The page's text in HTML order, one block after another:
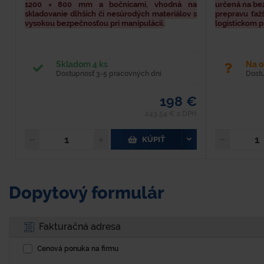
1200 × 800 mm a bočnicami, vhodná na
skladovanie dlhších či nesúrodých materiálov s
vysokou bezpečnosťou pri manipulácii.
Nosnosť - 1000 kg Povrchová úprava - lakovaním
práškovou...
Skladom 4 ks
Dostupnosť 3-5 pracovných dní
198 €
KÚPIŤ
určená na
prepravu
logistickom
Farba -
- lakovaním
Na
Dopytový formulár
Fakturačná adresa
Cenová ponuka na firmu